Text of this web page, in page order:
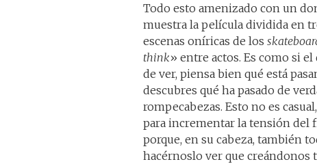
Todo esto amenizado con un
muestra la película dividida en
escenas oníricas de los
think» entre actos. Es como si
de ver, piensa bien qué está
descubres qué ha pasado de
rompecabezas. Esto no es
para incrementar la tensión del
porque, en su cabeza, también
hacérnoslo ver que creándonos